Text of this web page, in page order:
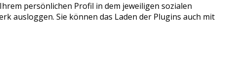
persönlichen Profil in dem jeweiligen sozialen
ausloggen. Sie können das Laden der Plugins auch mit